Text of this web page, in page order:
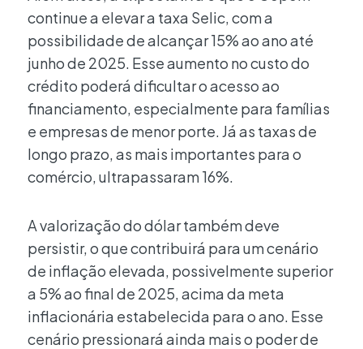
continue a elevar a taxa Selic, com a
possibilidade de alcançar 15% ao ano até
junho de 2025. Esse aumento no custo do
crédito poderá dificultar o acesso ao
financiamento, especialmente para famílias
e empresas de menor porte. Já as taxas de
longo prazo, as mais importantes para o
comércio, ultrapassaram 16%.
A valorização do dólar também deve
persistir, o que contribuirá para um cenário
de inflação elevada, possivelmente superior
a 5% ao final de 2025, acima da meta
inflacionária estabelecida para o ano. Esse
cenário pressionará ainda mais o poder de